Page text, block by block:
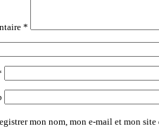
*
mon nom, mon e-mail et mon